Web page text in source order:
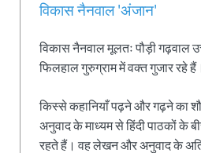
विकास नैनवाल 'अंजान'
विकास नैनवाल मूलतः पौड़ी गढ़वाल
फिलहाल गुरुग्राम में वक्त गुजार रहे हैं।
किस्से कहानियाँ पढ़ने और गढ़ने का
अनुवाद के माध्यम से हिंदी पाठकों के
रहते हैं। वह लेखन और अनुवाद के